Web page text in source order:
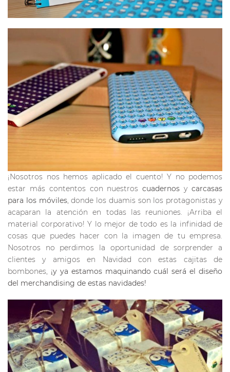
¡Nosotros nos hemos aplicado el cuento! Y no podemos
estar más contentos con nuestroscuadernos ycarcasas
para los móviles, donde los duamis son los protagonistas y
acaparan la atención en todas las reuniones. ¡Arriba el
material corporativo! Y lo mejor de todo es la infinidad de
cosas que puedes hacer con la imagen de tu empresa.
Nosotros no perdimos la oportunidad de sorprender a
clientes y amigos en Navidad con estas cajitas de
bombones, ¡y ya estamos maquinando cuál será el diseño
del merchandising de estas navidades!